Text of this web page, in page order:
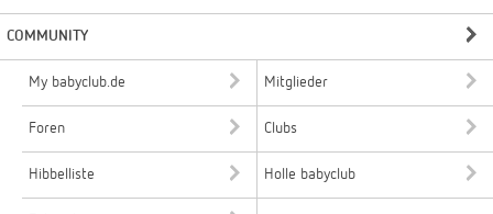
COMMUNITY
My babyclub.de Mitglieder
Foren Clubs
Hibbelliste Holle babyclub